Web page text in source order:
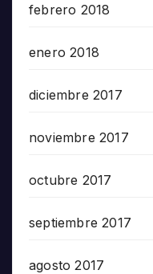
febrero 2018
enero 2018
diciembre 2017
noviembre 2017
octubre 2017
septiembre 2017
agosto 2017